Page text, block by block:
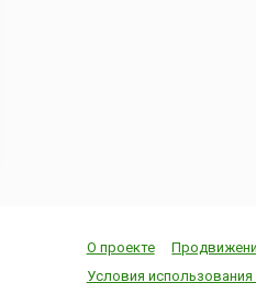
О проекте
Условия использования